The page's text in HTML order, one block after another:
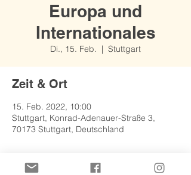
Europa und
Internationales
Di., 15. Feb.
  |
Stuttgart
Zeit & Ort
15. Feb. 2022, 10:00
Stuttgart, Konrad-Adenauer-Straße 3,
70173 Stuttgart, Deutschland